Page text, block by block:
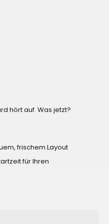
hört auf. Was jetzt?
frischem Layout
für Ihren